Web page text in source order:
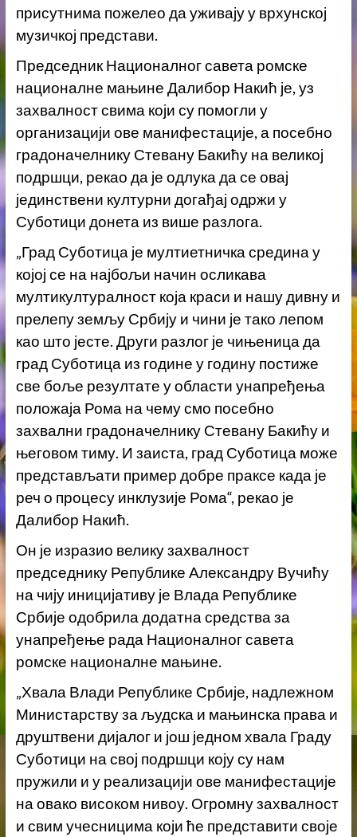
присутнима пожелео да уживају у врхунској
музичкој представи.
Председник Националног савета ромске
националне мањине Далибор Накић је, уз
захвалност свима који су помогли у
организацији ове манифестације, а посебно
градоначелнику Стевану Бакићу на великој
подршци, рекао да је одлука да се овај
јединствени културни догађај одржи у
Суботици донета из више разлога.
„Град Суботица је мултиетничка средина у
којој се на најбољи начин осликава
мултикултуралност која краси и нашу дивну и
прелепу земљу Србију и чини је тако лепом
као што јесте. Други разлог је чињеница да
град Суботица из године у годину постиже
све боље резултате у области унапређења
положаја Рома на чему смо посебно
захвални градоначелнику Стевану Бакићу и
његовом тиму. И заиста, град Суботица може
представљати пример добре праксе када је
реч о процесу инклузије Рома“, рекао је
Далибор Накић.
Он је изразио велику захвалност
председнику Републике Александру Вучићу
на чију иницијативу је Влада Републике
Србије одобрила додатна средства за
унапређење рада Националног савета
ромске националне мањине.
„Хвала Влади Републике Србије, надлежном
Министарству за људска и мањинска права и
друштвени дијалог и још једном хвала Граду
Суботици на свој подршци коју су нам
пружили и у реализацији ове манифестације
на овако високом нивоу. Огромну захвалност
и свим учесницима који ће представити своје